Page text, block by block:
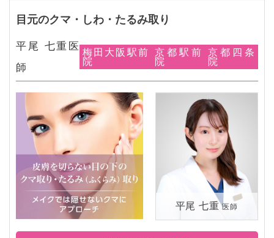
目元のクマ・しわ・たるみ取り
平尾 七重医
師
梅田大阪駅前
院
京都駅前
院
京都四条
院
平尾 七重 医師